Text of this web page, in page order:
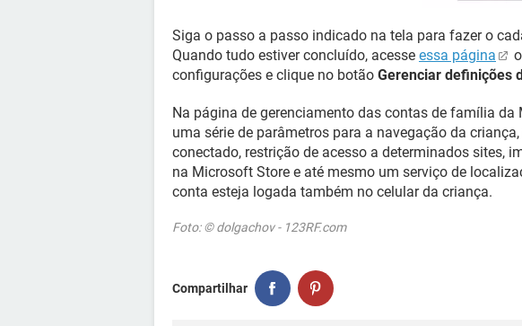
Siga o passo a passo indicado na tela para fazer o
Quando tudo estiver concluído, acesse essa página
configurações e clique no botão Gerenciar definições
Na página de gerenciamento das contas de família da
uma série de parâmetros para a navegação da
conectado, restrição de acesso a determinados sites,
na Microsoft Store e até mesmo um serviço de
conta esteja logada também no celular da criança.
Foto: © dolgachov - 123RF.com
Compartilhar